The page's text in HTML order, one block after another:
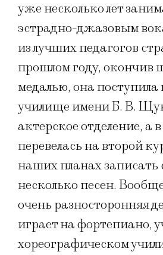
уже несколько лет
эстрадно-джазовым
из лучших педагогов
прошлом году, окончив
медалью, она поступила
училище имени Б. В.
актерское отделение, а
перевелась на второй
наших планах записать
несколько песен.
очень разносторонняя
играет на фортепиано,
хореографическом